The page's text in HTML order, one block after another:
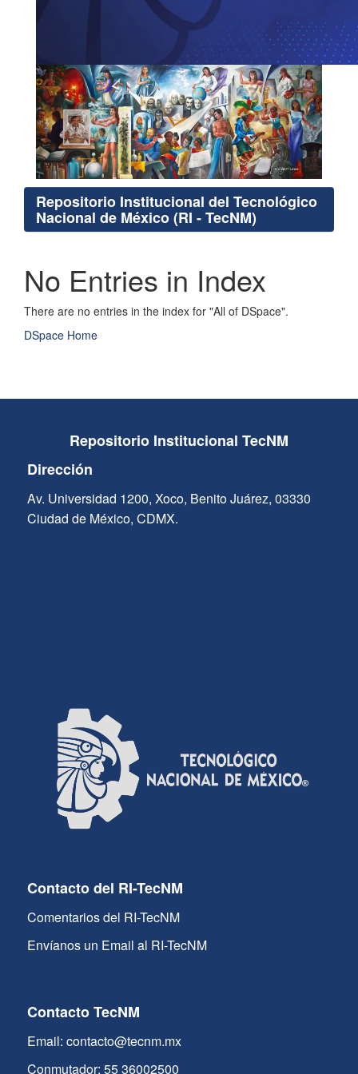
Repositorio Institucional del Tecnológico
Nacional de México (RI - TecNM)
No Entries in Index
There are no entries in the index for "All of DSpace".
DSpace Home
Repositorio Institucional TecNM
Dirección
Av. Universidad 1200, Xoco, Benito Juárez, 03330
Ciudad de México, CDMX.
Contacto del RI-TecNM
Comentarios del RI-TecNM
Envíanos un Email al RI-TecNM
Contacto TecNM
Email: contacto@tecnm.mx
Conmutador: 55 36002500